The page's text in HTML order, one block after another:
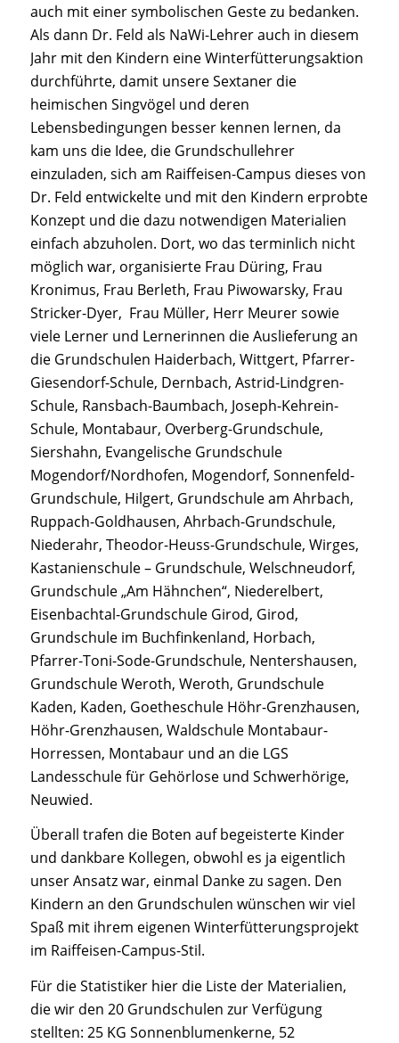
auch mit einer symbolischen Geste zu bedanken.
Als dann Dr. Feld als NaWi-Lehrer auch in diesem
Jahr mit den Kindern eine Winterfütterungsaktion
durchführte, damit unsere Sextaner die
heimischen Singvögel und deren
Lebensbedingungen besser kennen lernen, da
kam uns die Idee, die Grundschullehrer
einzuladen, sich am Raiffeisen-Campus dieses von
Dr. Feld entwickelte und mit den Kindern erprobte
Konzept und die dazu notwendigen Materialien
einfach abzuholen. Dort, wo das terminlich nicht
möglich war, organisierte Frau Düring, Frau
Kronimus, Frau Berleth, Frau Piwowarsky, Frau
Stricker-Dyer, Frau Müller, Herr Meurer sowie
viele Lerner und Lernerinnen die Auslieferung an
die Grundschulen Haiderbach, Wittgert, Pfarrer-
Giesendorf-Schule, Dernbach, Astrid-Lindgren-
Schule, Ransbach-Baumbach, Joseph-Kehrein-
Schule, Montabaur, Overberg-Grundschule,
Siershahn, Evangelische Grundschule
Mogendorf/Nordhofen, Mogendorf, Sonnenfeld-
Grundschule, Hilgert, Grundschule am Ahrbach,
Ruppach-Goldhausen, Ahrbach-Grundschule,
Niederahr, Theodor-Heuss-Grundschule, Wirges,
Kastanienschule – Grundschule, Welschneudorf,
Grundschule „Am Hähnchen“, Niederelbert,
Eisenbachtal-Grundschule Girod, Girod,
Grundschule im Buchfinkenland, Horbach,
Pfarrer-Toni-Sode-Grundschule, Nentershausen,
Grundschule Weroth, Weroth, Grundschule
Kaden, Kaden, Goetheschule Höhr-Grenzhausen,
Höhr-Grenzhausen, Waldschule Montabaur-
Horressen, Montabaur und an die LGS
Landesschule für Gehörlose und Schwerhörige,
Neuwied.
Überall trafen die Boten auf begeisterte Kinder
und dankbare Kollegen, obwohl es ja eigentlich
unserAnsatz war, einmal Danke zu sagen. Den
Kindern an den Grundschulen wünschen wir viel
Spaß mit ihrem eigenen Winterfütterungsprojekt
im Raiffeisen-Campus-Stil.
Für die Statistiker hier die Liste der Materialien,
die wir den 20 Grundschulen zur Verfügung
stellten: 25 KG Sonnenblumenkerne, 52